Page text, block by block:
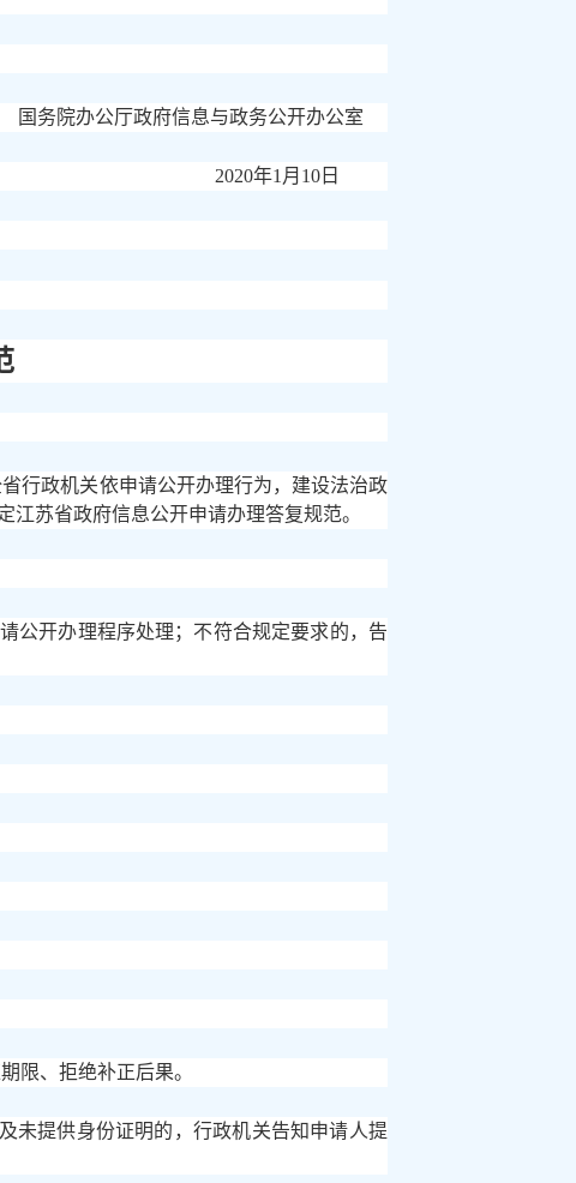
国务院办公厅政府信息与政务公开办公室
2020年1月10日
行政机关依申请公开办理行为，建设法治政
苏省政府信息公开申请办理答复规范。
公开办理程序处理；不符合规定要求的，告
限、拒绝补正后果。
未提供身份证明的，行政机关告知申请人提